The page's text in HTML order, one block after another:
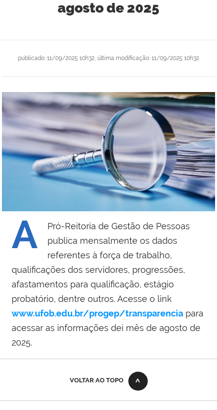
agosto de 2025
publicado: 11/09/2025 10h32 última modificação: 11/09/2025 10h32
A
Pró-Reitoria de Gestão de Pessoas
publica mensalmente os dados
referentes à força de trabalho,
qualificações dos servidores, progressões,
afastamentos para qualificação, estágio
probatório, dentre outros. Acesse o link
www.ufob.edu.br/progep/transparencia para
acessar as informações dei mês de agosto de
2025.
VOLTAR AO TOPO